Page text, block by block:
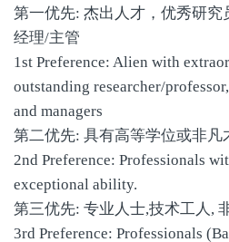
第一优先: 杰出人才，优秀研
经理/主管
1st Preference: Alien with
outstanding researcher/
and managers
第二优先: 具有高等学位或非凡
2nd Preference: Professionals
exceptional ability.
第三优先: 专业人士,技术工人,
3rd Preference: Professionals